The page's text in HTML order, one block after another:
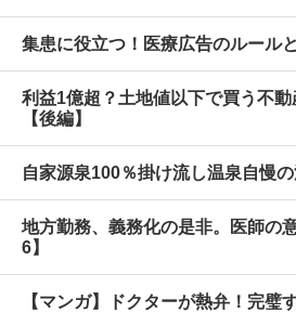
集患に役立つ！医療広告のルール
利益1億超？土地値以下で買う不
【後編】
自家源泉100％掛け流し温泉自慢
地方勤務、義務化の是非。医師の
6】
【マンガ】ドクターが熱弁！完璧